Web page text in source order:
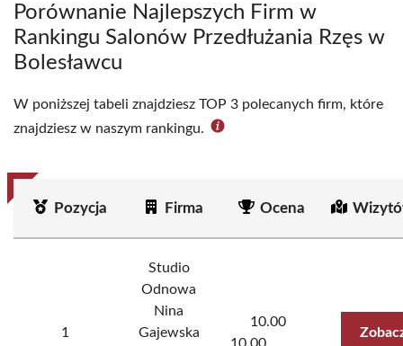
Porównanie Najlepszych Firm w
Rankingu Salonów Przedłużania Rzęs w
Bolesławcu
W poniższej tabeli znajdziesz TOP 3 polecanych firm, które
znajdziesz w naszym rankingu.
Pozycja Firma Ocena
1
Studio
Odnowa
Nina
Gajewska
10.00